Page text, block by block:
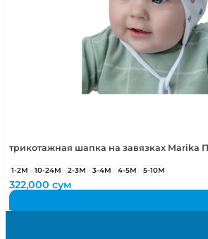
трикотажная шапка на завязках Marika
1-2М 10-24М 2-3М 3-4М 4-5М 5-10М
322,000сум